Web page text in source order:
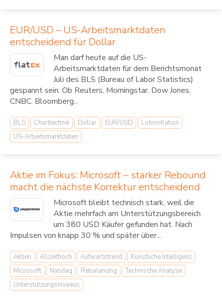
EUR/USD – US-Arbeitsmarktdaten
entscheidend für Dollar
Man darf heute auf die US-
Arbeitsmarktdaten für dem Berichtsmonat
Juli des BLS (Bureau of Labor Statistics)
gespannt sein. Ob Reuters, Morningstar, Dow Jones,
CNBC, Bloomberg...
BLS Charttechnik Dollar EUR/USD
Lohninflation
US-Arbeitsmarktdaten
Aktie im Fokus: Microsoft – starker Rebound
macht die nächste Korrektur entscheidend
Microsoft bleibt technisch stark, weil die
Aktie mehrfach am Unterstützungsbereich
um 380 USD Käufer gefunden hat. Nach
Impulsen von knapp 30 % und später über...
Aktien Allzeithoch Aufwärtstrend
Künstliche Intelligenz
Microsoft
Nasdaq Rebalancing
Technische Analyse
Unterstützungsniveaus